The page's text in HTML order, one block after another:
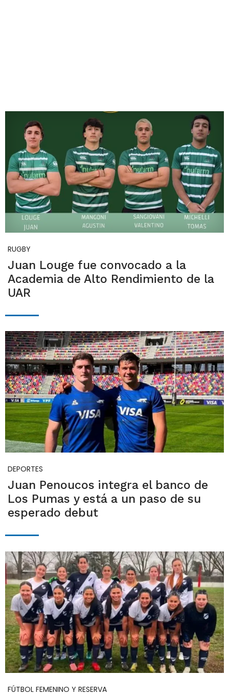
RUGBY
Juan Louge fue convocado a la
Academia de Alto Rendimiento de la
UAR
DEPORTES
Juan Penoucos integra el banco de
Los Pumas y está a un paso de su
esperado debut
FÚTBOL FEMENINO Y RESERVA